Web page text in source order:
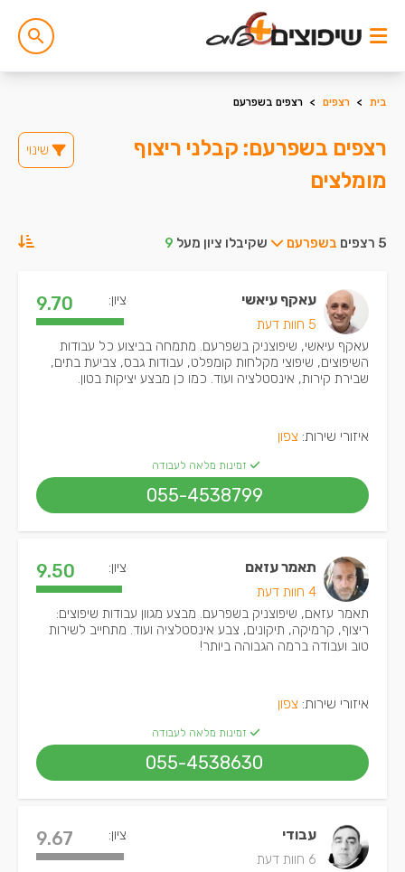
בית > רצפים > רצפים בשפרעם
רצפים בשפרעם: קבלני ריצוף
מומלצים
שינוי
5 רצפים בשפרעם שקיבלו ציון מעל 9
עאקף עיאשי
5 חוות דעת
ציון: 9.70
עאקף עיאשי, שיפוצניק בשפרעם. מתמחה בביצוע כל עבודות
השיפוצים, שיפוצי מקלחות קומפלט, עבודות גבס, צביעת בתים,
שבירת קירות, אינסטלציה ועוד. כמו כן מבצע יציקות בטון.
איזורי שירות: צפון
זמינות מלאה לעבודה
055-4538799
תאמר עזאם
4 חוות דעת
ציון: 9.50
תאמר עזאם, שיפוצניק בשפרעם. מבצע מגוון עבודות שיפוצים:
ריצוף, קרמיקה, תיקונים, צבע אינסטלציה ועוד. מתחייב לשירות
טוב ועבודה ברמה הגבוהה ביותר!
איזורי שירות: צפון
זמינות מלאה לעבודה
055-4538630
עבודי
6 חוות דעת
ציון: 9.67